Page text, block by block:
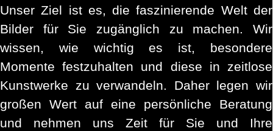
Unser Ziel ist es, die faszinierende Welt der
Bilder für Sie zugänglich zu machen. Wir
wissen, wie wichtig es ist, besondere
Momente festzuhalten und diese in zeitlose
Kunstwerke zu verwandeln. Daher legen wir
großen Wert auf eine persönliche Beratung
und nehmen uns Zeit für Sie und Ihre